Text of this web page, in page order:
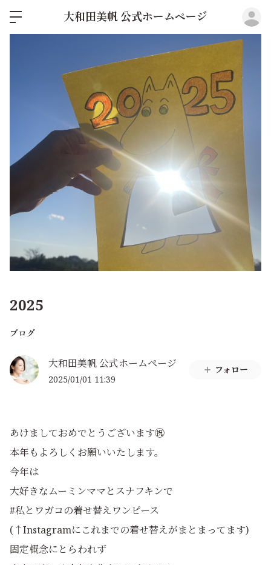
大和田美帆 公式ホームページ
2025
ブログ
大和田美帆 公式ホームページ
2025/01/01 11:39
フォロー
あけましておめでとうございます㊗️
本年もよろしくお願いいたします。
今年は
大好きなムーミンママとスナフキンで
#私とワガコの着せ替えワンピース
(↑Instagramにこれまでの着せ替えがまとまってます)
固定概念にとらわれず